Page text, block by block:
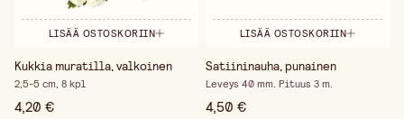
LISÄÄ OSTOSKORIIN
Kukkia muratilla, valkoinen
2,5-5 cm, 8 kpl
4,20 €
LISÄÄ OSTOSKORIIN
Satiininauha, punainen
Leveys 40 mm. Pituus 3 m.
4,50 €